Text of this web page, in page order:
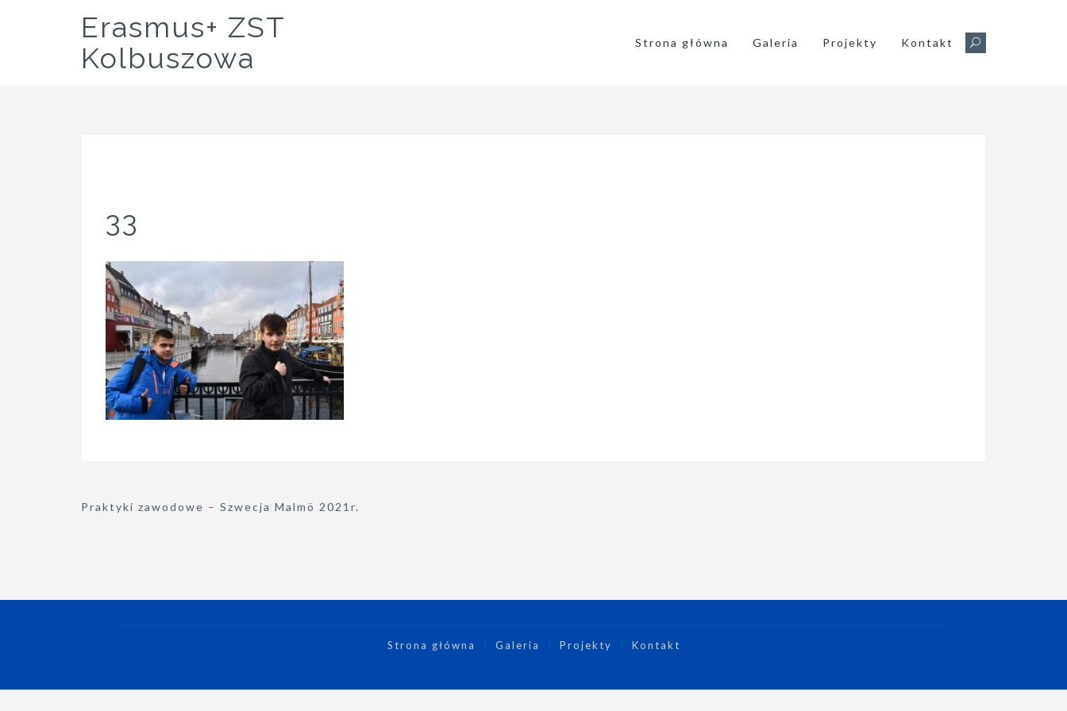
Erasmus+ ZST
Kolbuszowa
Strona główna Galeria Projekty Kontakt
33
Nawigacja
Praktyki zawodowe – Szwecja Malmö 2021r.
Strona główna Galeria Projekty Kontakt